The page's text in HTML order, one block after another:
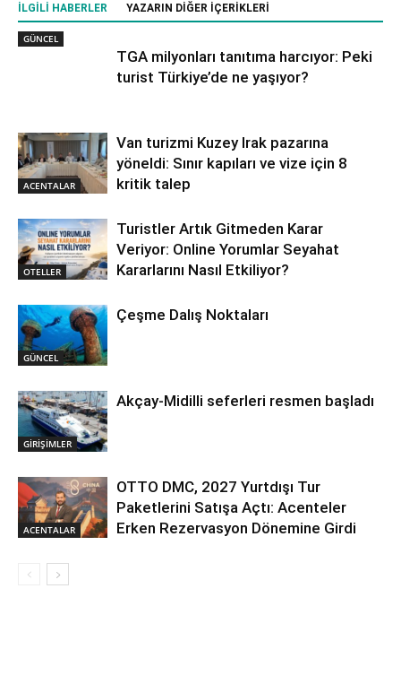
İLGILI HABERLER YAZARIN DIĞER İÇERIKLERI
GÜNCEL
TGA milyonları tanıtıma harcıyor: Peki
turist Türkiye’de ne yaşıyor?
ACENTALAR
Van turizmi Kuzey Irak pazarına
yöneldi: Sınır kapıları ve vize için 8
kritik talep
OTELLER
Turistler Artık Gitmeden Karar
Veriyor: Online Yorumlar Seyahat
Kararlarını Nasıl Etkiliyor?
GÜNCEL
Çeşme Dalış Noktaları
GİRİŞİMLER
Akçay-Midilli seferleri resmen başladı
ACENTALAR
OTTO DMC, 2027 Yurtdışı Tur
Paketlerini Satışa Açtı: Acenteler
Erken Rezervasyon Dönemine Girdi